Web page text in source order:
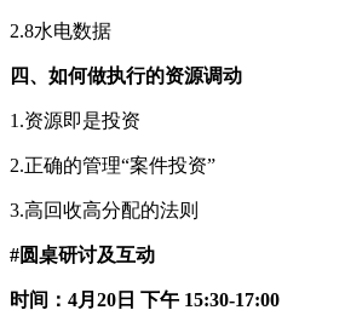
2.8水电数据
四、如何做执行的资源调动
1.资源即是投资
2.正确的管理“案件投资”
3.高回收高分配的法则
#圆桌研讨及互动
时间：4月20日 下午 15:30-17:00